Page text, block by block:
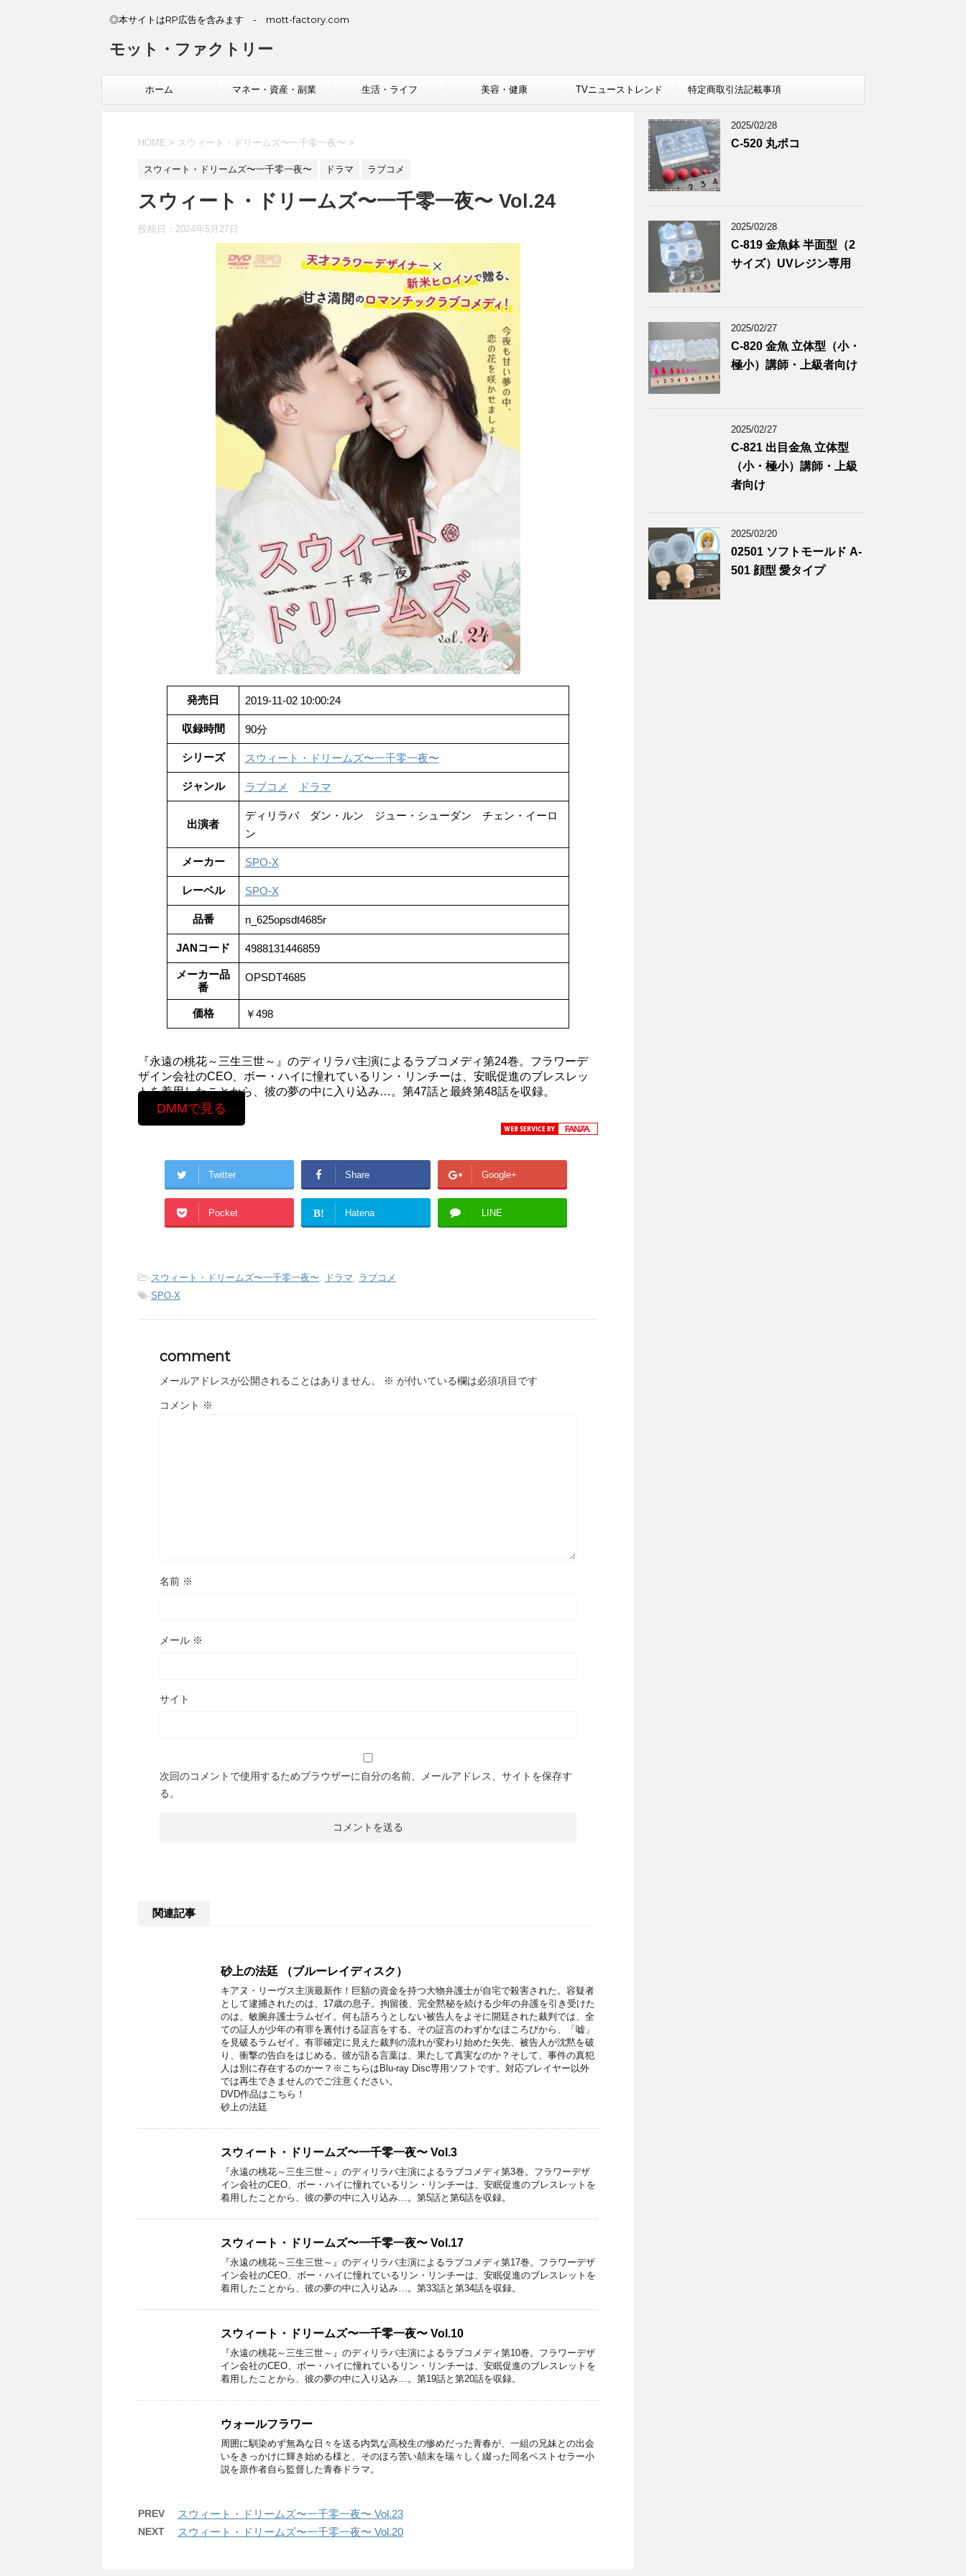
◎本サイトはRP広告を含みます - mott-factory.com
モット・ファクトリー
ホーム マネー・資産・副業 生活・ライフ 美容・健康 TVニューストレンド 特定商取引法記載事項
HOME > スウィート・ドリームズ〜一千零一夜〜 >
スウィート・ドリームズ〜一千零一夜〜 ドラマ ラブコメ
スウィート・ドリームズ〜一千零一夜〜 Vol.24
投稿日： 2024年5月27日
発売日 2019-11-02 10:00:24
収録時間 90分
シリーズ スウィート・ドリームズ〜一千零一夜〜
ジャンル ラブコメ ドラマ
出演者
ディリラバ ダン・ルン ジュー・シューダン チェン・イーロ
ン
メーカー SPO-X
レーベル SPO-X
品番 n_625opsdt4685r
JANコード 4988131446859
メーカー品
番
OPSDT4685
価格 ￥498
『永遠の桃花～三生三世～』のディリラバ主演によるラブコメディ第24巻。フラワーデ
ザイン会社のCEO、ボー・ハイに憧れているリン・リンチーは、安眠促進のブレスレッ
トを着用したことから、彼の夢の中に入り込み…。第47話と最終第48話を収録。
DMMで見る
Twitter Share Google+
Pocket B! Hatena LINE
-スウィート・ドリームズ〜一千零一夜〜, ドラマ, ラブコメ
-SPO-X
comment
メールアドレスが公開されることはありません。 ※ が付いている欄は必須項目です
コメント ※
名前 ※
メール ※
サイト
次回のコメントで使用するためブラウザーに自分の名前、メールアドレス、サイトを保存す
る。
関連記事
砂上の法廷 （ブルーレイディスク）
キアヌ・リーヴス主演最新作！巨額の資金を持つ大物弁護士が自宅で殺害された。容疑者
として逮捕されたのは、17歳の息子。拘留後、完全黙秘を続ける少年の弁護を引き受けた
のは、敏腕弁護士ラムゼイ。何も語ろうとしない被告人をよそに開廷された裁判では、全
ての証人が少年の有罪を裏付ける証言をする。その証言のわずかなほころびから、「嘘」
を見破るラムゼイ。有罪確定に見えた裁判の流れが変わり始めた矢先、被告人が沈黙を破
り、衝撃の告白をはじめる。彼が語る言葉は、果たして真実なのか？そして、事件の真犯
人は別に存在するのかー？※こちらはBlu-ray Disc専用ソフトです。対応プレイヤー以外
では再生できませんのでご注意ください。
DVD作品はこちら！
砂上の法廷
スウィート・ドリームズ〜一千零一夜〜 Vol.3
『永遠の桃花～三生三世～』のディリラバ主演によるラブコメディ第3巻。フラワーデザ
イン会社のCEO、ボー・ハイに憧れているリン・リンチーは、安眠促進のブレスレットを
着用したことから、彼の夢の中に入り込み…。第5話と第6話を収録。
スウィート・ドリームズ〜一千零一夜〜 Vol.17
『永遠の桃花～三生三世～』のディリラバ主演によるラブコメディ第17巻。フラワーデザ
イン会社のCEO、ボー・ハイに憧れているリン・リンチーは、安眠促進のブレスレットを
着用したことから、彼の夢の中に入り込み…。第33話と第34話を収録。
スウィート・ドリームズ〜一千零一夜〜 Vol.10
『永遠の桃花～三生三世～』のディリラバ主演によるラブコメディ第10巻。フラワーデザ
イン会社のCEO、ボー・ハイに憧れているリン・リンチーは、安眠促進のブレスレットを
着用したことから、彼の夢の中に入り込み…。第19話と第20話を収録。
ウォールフラワー
周囲に馴染めず無為な日々を送る内気な高校生の惨めだった青春が、一組の兄妹との出会
いをきっかけに輝き始める様と、そのほろ苦い顛末を瑞々しく綴った同名ベストセラー小
説を原作者自ら監督した青春ドラマ。
PREV スウィート・ドリームズ〜一千零一夜〜 Vol.23
NEXT スウィート・ドリームズ〜一千零一夜〜 Vol.20
2025/02/28
C-520 丸ポコ
2025/02/28
C-819 金魚鉢 半面型（2
サイズ）UVレジン専用
2025/02/27
C-820 金魚 立体型（小・
極小）講師・上級者向け
2025/02/27
C-821 出目金魚 立体型
（小・極小）講師・上級
者向け
2025/02/20
02501 ソフトモールド A-
501 顔型 愛タイプ